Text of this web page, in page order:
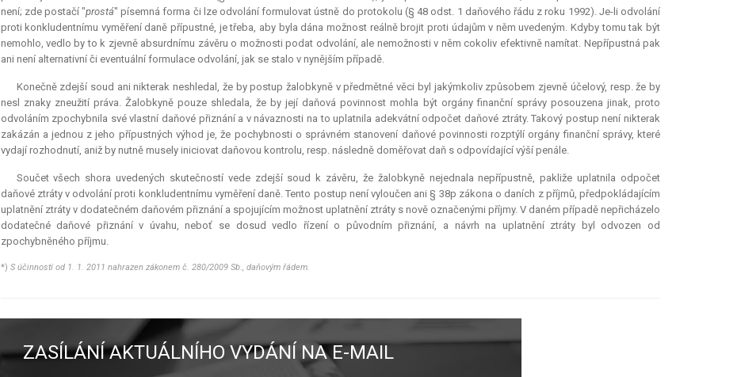
není; zde postačí "prostá" písemná forma či lze odvolání formulovat ústně do protokolu (§ 48 odst. 1 daňového řádu z roku 1992). Je-li odvolání
proti konkludentnímu vyměření daně přípustné, je třeba, aby byla dána možnost reálně brojit proti údajům v něm uvedeným. Kdyby tomu tak být
nemohlo, vedlo by to k zjevně absurdnímu závěru o možnosti podat odvolání, ale nemožnosti v něm cokoliv efektivně namítat. Nepřípustná pak
ani není alternativní či eventuální formulace odvolání, jak se stalo v nynějším případě.
Konečně zdejší soud ani nikterak neshledal, že by postup žalobkyně v předmětné věci byl jakýmkoliv způsobem zjevně účelový, resp. že by
nesl znaky zneužití práva. Žalobkyně pouze shledala, že by její daňová povinnost mohla být orgány finanční správy posouzena jinak, proto
odvoláním zpochybnila své vlastní daňové přiznání a v návaznosti na to uplatnila adekvátní odpočet daňové ztráty. Takový postup není nikterak
zakázán a jednou z jeho přípustných výhod je, že pochybnosti o správném stanovení daňové povinnosti rozptýlí orgány finanční správy, které
vydají rozhodnutí, aniž by nutně musely iniciovat daňovou kontrolu, resp. následně doměřovat daň s odpovídající výší penále.
Součet všech shora uvedených skutečností vede zdejší soud k závěru, že žalobkyně nejednala nepřípustně, pakliže uplatnila odpočet
daňové ztráty v odvolání proti konkludentnímu vyměření daně. Tento postup není vyloučen ani § 38p zákona o daních z příjmů, předpokládajícím
uplatnění ztráty v dodatečném daňovém přiznání a spojujícím možnost uplatnění ztráty s nově označenými příjmy. V daném případě nepřicházelo
dodatečné daňové přiznání v úvahu, neboť se dosud vedlo řízení o původním přiznání, a návrh na uplatnění ztráty byl odvozen od
zpochybněného příjmu.
*) S účinností od 1. 1. 2011 nahrazen zákonem č. 280/2009 Sb., daňovým řádem.
ZASÍLÁNÍ AKTUÁLNÍHO VYDÁNÍ NA E-MAIL